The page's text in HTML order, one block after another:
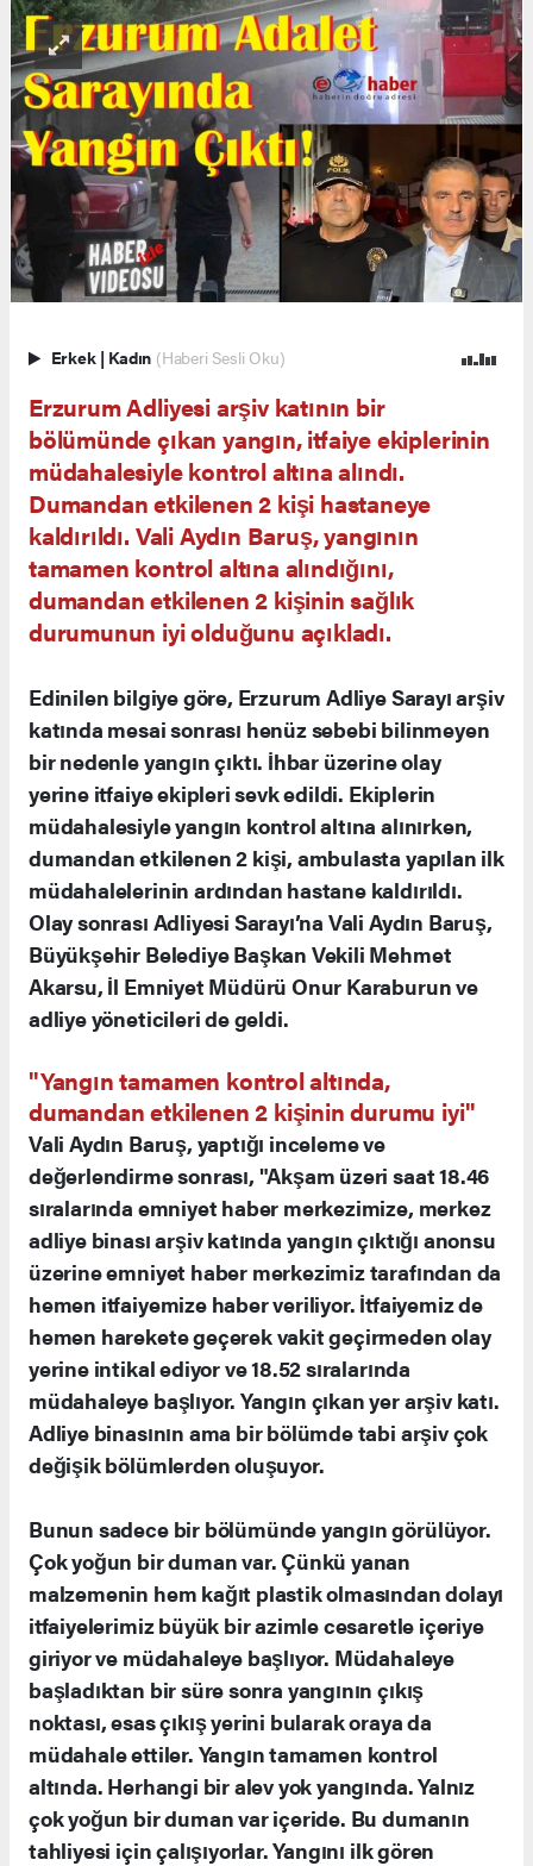
Erkek | Kadın (Haberi Sesli Oku)
Erzurum Adliyesi arşiv katının bir
bölümünde çıkan yangın, itfaiye ekiplerinin
müdahalesiyle kontrol altına alındı.
Dumandan etkilenen 2 kişi hastaneye
kaldırıldı. Vali Aydın Baruş, yangının
tamamen kontrol altına alındığını,
dumandan etkilenen 2 kişinin sağlık
durumunun iyi olduğunu açıkladı.
Edinilen bilgiye göre, Erzurum Adliye Sarayı arşiv
katında mesai sonrası henüz sebebi bilinmeyen
bir nedenle yangın çıktı. İhbar üzerine olay
yerine itfaiye ekipleri sevk edildi. Ekiplerin
müdahalesiyle yangın kontrol altına alınırken,
dumandan etkilenen 2 kişi, ambulasta yapılan ilk
müdahalelerinin ardından hastane kaldırıldı.
Olay sonrası Adliyesi Sarayı’na Vali Aydın Baruş,
Büyükşehir Belediye Başkan Vekili Mehmet
Akarsu, İl Emniyet Müdürü Onur Karaburun ve
adliye yöneticileri de geldi.
"Yangın tamamen kontrol altında,
dumandan etkilenen 2 kişinin durumu iyi"
Vali Aydın Baruş, yaptığı inceleme ve
değerlendirme sonrası, "Akşam üzeri saat 18.46
sıralarında emniyet haber merkezimize, merkez
adliye binası arşiv katında yangın çıktığı anonsu
üzerine emniyet haber merkezimiz tarafından da
hemen itfaiyemize haber veriliyor. İtfaiyemiz de
hemen harekete geçerek vakit geçirmeden olay
yerine intikal ediyor ve 18.52 sıralarında
müdahaleye başlıyor. Yangın çıkan yer arşiv katı.
Adliye binasının ama bir bölümde tabi arşiv çok
değişik bölümlerden oluşuyor.
Bunun sadece bir bölümünde yangın görülüyor.
Çok yoğun bir duman var. Çünkü yanan
malzemenin hem kağıt plastik olmasından dolayı
itfaiyelerimiz büyük bir azimle cesaretle içeriye
giriyor ve müdahaleye başlıyor. Müdahaleye
başladıktan bir süre sonra yangının çıkış
noktası, esas çıkış yerini bularak oraya da
müdahale ettiler. Yangın tamamen kontrol
altında. Herhangi bir alev yok yangında. Yalnız
çok yoğun bir duman var içeride. Bu dumanın
tahliyesi için çalışıyorlar. Yangını ilk gören